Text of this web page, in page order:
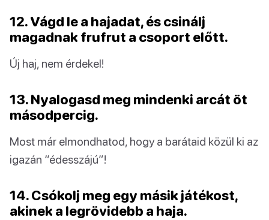
12. Vágd le a hajadat, és csinálj
magadnak frufrut a csoport előtt.
Új haj, nem érdekel!
13. Nyalogasd meg mindenki arcát öt
másodpercig.
Most már elmondhatod, hogy a barátaid közül ki az
igazán “édesszájú”!
14. Csókolj meg egy másik játékost,
akinek a legrövidebb a haja.